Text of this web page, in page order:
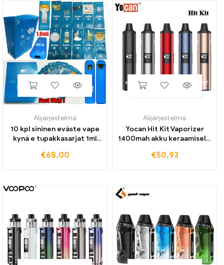
Alijärjestelmä
10 kpl sininen eväste vape
kynä e tupakkasarjat 1ml
kotelo 280mah ladattava
€68,00
Alijärjestelmä
Yocan Hit Kit Vaporizer
1400mah akku keraamisella
näyttö sähkösavuke vape
€50,93